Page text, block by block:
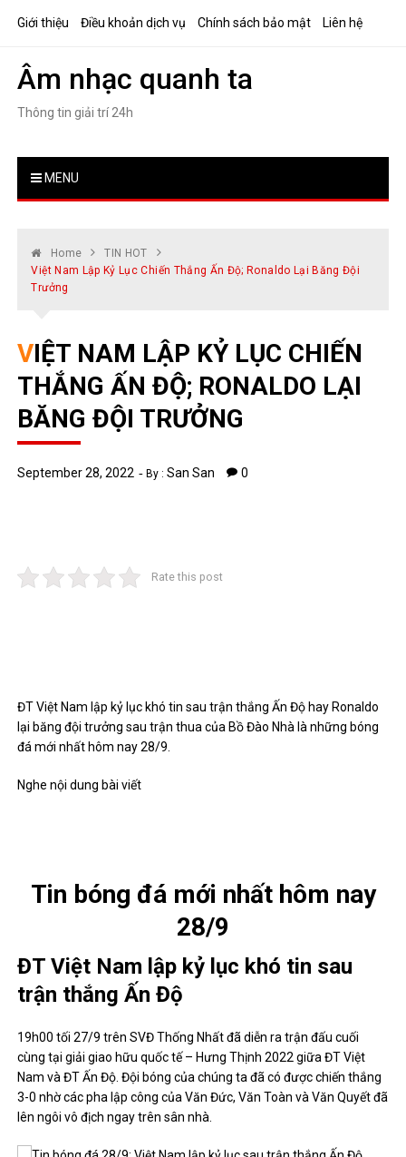
Giới thiệu Điều khoản dịch vụ Chính sách bảo mật Liên hệ
Âm nhạc quanh ta
Thông tin giải trí 24h
MENU
Home
TIN HOT
Việt Nam Lập Kỷ Lục Chiến Thắng Ấn Độ; Ronaldo Lại Băng Đội
Trưởng
VIỆT NAM LẬP KỶ LỤC CHIẾN
THẮNG ẤN ĐỘ; RONALDO LẠI
BĂNG ĐỘI TRƯỞNG
September 28, 2022 By :San San 0
Rate this post
ĐT Việt Nam lập kỷ lục khó tin sau trận thắng Ấn Độ hay Ronaldo
lại băng đội trưởng sau trận thua của Bồ Đào Nhà là những bóng
đá mới nhất hôm nay 28/9.
Nghe nội dung bài viết
Tin bóng đá mới nhất hôm nay
28/9
ĐT Việt Nam lập kỷ lục khó tin sau
trận thắng Ấn Độ
19h00 tối 27/9 trên SVĐ Thống Nhất đã diễn ra trận đấu cuối
cùng tại giải giao hữu quốc tế – Hưng Thịnh 2022 giữa ĐT Việt
Nam và ĐT Ấn Độ. Đội bóng của chúng ta đã có được chiến thắng
3-0 nhờ các pha lập công của Văn Đức, Văn Toàn và Văn Quyết đã
lên ngôi vô địch ngay trên sân nhà.